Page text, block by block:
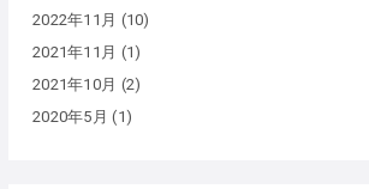
2022年11月 (10)
2021年11月 (1)
2021年10月 (2)
2020年5月 (1)